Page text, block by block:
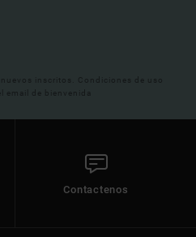
inscritos. Condiciones de uso
email de bienvenida
Contactenos